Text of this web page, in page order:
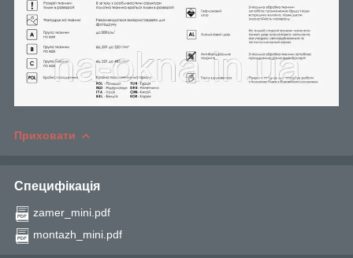
Приховати
Специфікація
zamer_mini.pdf
montazh_mini.pdf